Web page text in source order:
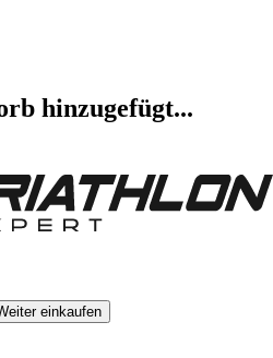
hinzugefügt...
einkaufen